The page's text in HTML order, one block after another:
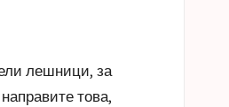
лешници, за
това,